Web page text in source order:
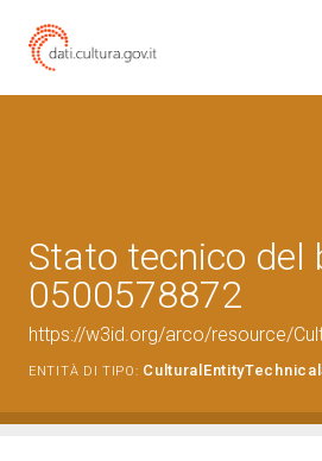
Stato tecnico del
0500578872
https://w3id.org/arco/resource/
ENTITÀ DI TIPO: